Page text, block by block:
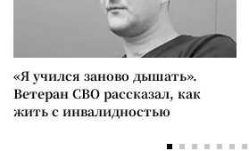
«Я учился заново дышать».
Ветеран СВО рассказал, как
жить с инвалидностью